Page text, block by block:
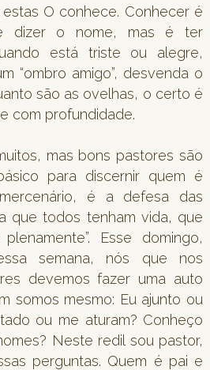
O conhece. Conhecer é
dizer o nome, mas é ter
está triste ou alegre,
“ombro amigo”, desvenda o
são as ovelhas, o certo é
com profundidade.
mas bons pastores são
para discernir quem é
é a defesa das
que todos tenham vida, que
Esse domingo,
semana, nós que nos
devemos fazer uma auto
somos mesmo: Eu ajunto ou
ou me aturam? Conheço
Neste redil sou pastor,
perguntas. Quem é pai e